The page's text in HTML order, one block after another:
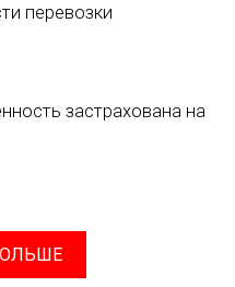
перевозки
застрахована на